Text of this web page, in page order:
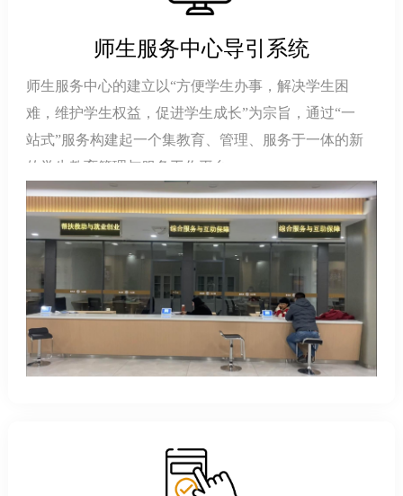
师生服务中心导引系统
师生服务中心的建立以“方便学生办事，解决学生困
难，维护学生权益，促进学生成长”为宗旨，通过“一
站式”服务构建起一个集教育、管理、服务于一体的新
的学生教育管理与服务工作平台。